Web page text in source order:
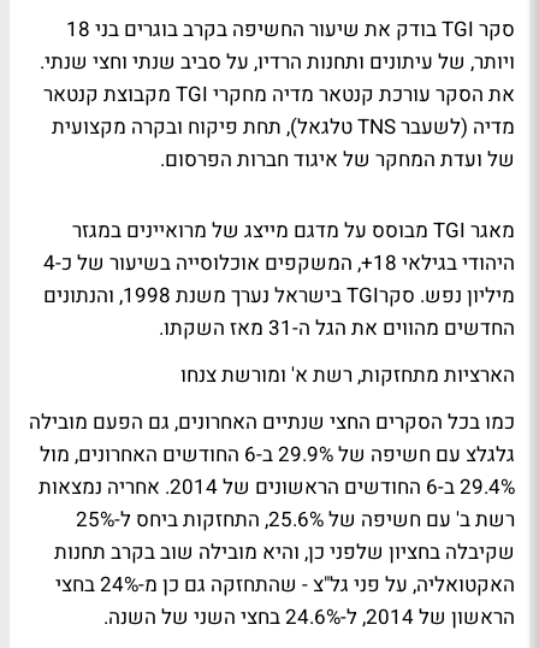
סקר TGI בודק את שיעור החשיפה בקרב בוגרים בני 18
ויותר, של עיתונים ותחנות הרדיו, על סביב שנתי וחצי שנתי.
את הסקר עורכת קנטאר מדיה מחקרי TGI
מקבוצת קנטאר
מדיה (לשעבר TNS טלגאל), תחת פיקוח ובקרה מקצועית
של ועדת המחקר של איגוד חברות הפרסום.
מאגר TGI מבוסס על מדגם מייצג של מרואיינים במגזר
היהודי בגילאי 18+, המשקפים אוכלוסייה בשיעור של כ-4
מיליון נפש. סקרTGI בישראל נערך משנת 1998, והנתונים
החדשים מהווים את הגל ה-31 מאז השקתו.
הארציות מתחזקות, רשת א' ומורשת צנחו
כמו בכל הסקרים החצי שנתיים האחרונים, גם הפעם מובילה
גלגלצ
עם חשיפה של 29.9% ב-6 החודשים האחרונים, מול
29.4% ב-6 החודשים הראשונים של 2014. אחריה נמצאות
רשת ב'
עם חשיפה של 25.6%, התחזקות ביחס ל-25%
שקיבלה בחציון שלפני כן, והיא מובילה שוב בקרב תחנות
האקטואליה, על פני גל"צ
- שהתחזקה גם כן מ-24% בחצי
הראשון של 2014, ל-24.6% בחצי השני של השנה.